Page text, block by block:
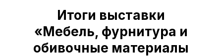
Итоги выставки
«Мебель, фурнитура и
обивочные материалы